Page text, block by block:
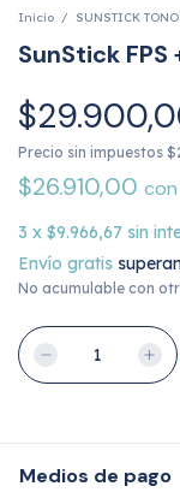
Inicio / SUNSTICK
SunStick
Precio sin impuestos
$26.910,00 con
3 x $9.966,67 sin
Envío gratis
No acumulable con
Medios de pago